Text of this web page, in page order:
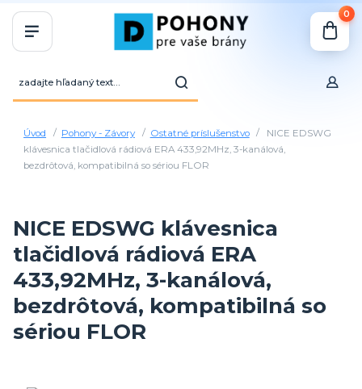
0
Úvod Pohony - Závory Ostatné príslušenstvo
NICE EDSWG
klávesnica tlačidlová rádiová ERA 433,92MHz, 3-kanálová,
bezdrôtová, kompatibilná so sériou FLOR
NICE EDSWG klávesnica
tlačidlová rádiová ERA
433,92MHz, 3-kanálová,
bezdrôtová, kompatibilná so
sériou FLOR